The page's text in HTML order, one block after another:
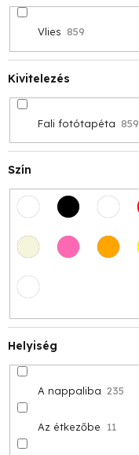
Vlies 859
Kivitelezés
Fali fotótapéta 859
Szín
Helyiség
A nappaliba 235
Az étkezőbe 11